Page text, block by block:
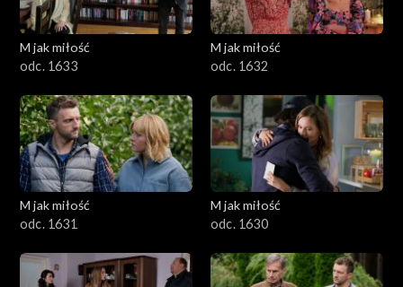
M jak miłość
odc. 1633
M jak miłość
odc. 1632
M jak miłość
odc. 1631
M jak miłość
odc. 1630